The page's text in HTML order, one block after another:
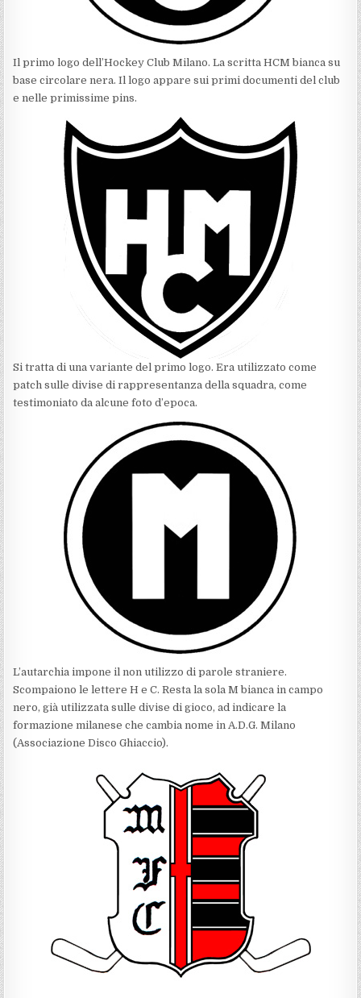
Il primo logo dell’Hockey Club Milano. La scritta HCM bianca su
base circolare nera. Il logo appare sui primi documenti del club
e nelle primissime pins.
Si tratta di una variante del primo logo. Era utilizzato come
patch sulle divise di rappresentanza della squadra, come
testimoniato da alcune foto d’epoca.
L’autarchia impone il non utilizzo di parole straniere.
Scompaiono le lettere H e C. Resta la sola M bianca in campo
nero, già utilizzata sulle divise di gioco, ad indicare la
formazione milanese che cambia nome in A.D.G. Milano
(Associazione Disco Ghiaccio).